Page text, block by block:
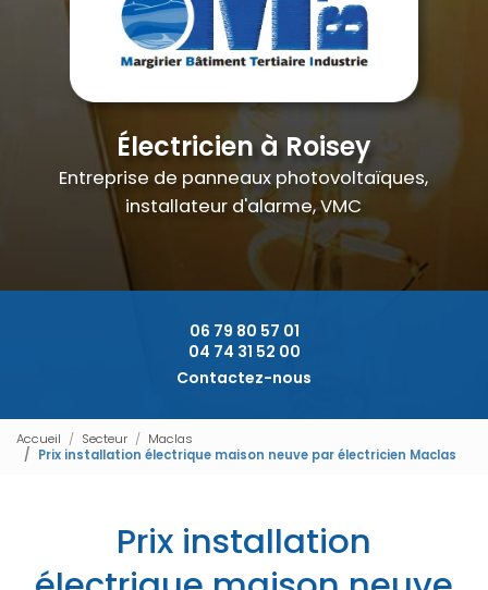
Électricien à Roisey
Entreprise de panneaux photovoltaïques,
installateur d'alarme, VMC
06 79 80 57 01
04 74 31 52 00
Contactez-nous
Accueil Secteur
Maclas
Prix installation électrique maison neuve par électricien Maclas
Prix installation